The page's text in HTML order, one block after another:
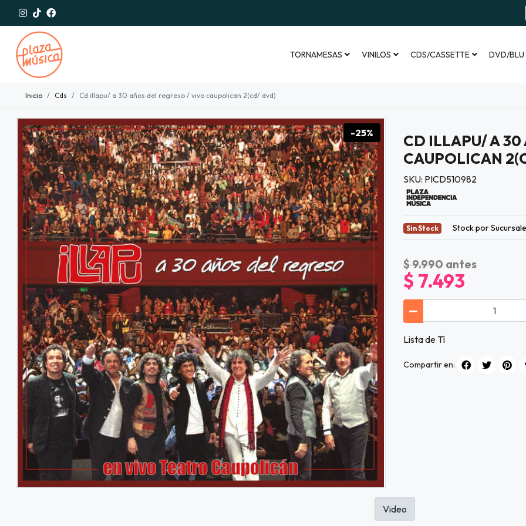
TORNAMESAS VINILOS CDS/CASSETTE DVD/BLU
Inicio Cds Cd illapu/ a 30 años del regreso / vivo caupolican 2(cd/ dvd)
-25%
CD ILLAPU/ A 30
CAUPOLICAN
SKU: PICD510982
Sin Stock Stock por
$ 9.990 antes
$ 7.493
Lista de Tí
Compartir en:
Video